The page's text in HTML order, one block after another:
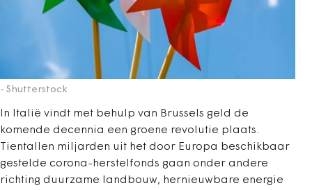
- Shutterstock
In Italië vindt met behulp van Brussels geld de
komende decennia een groene revolutie plaats.
Tientallen miljarden uit het door Europa beschikbaar
gestelde corona-herstelfonds gaan onder andere
richting duurzame landbouw, hernieuwbare energie